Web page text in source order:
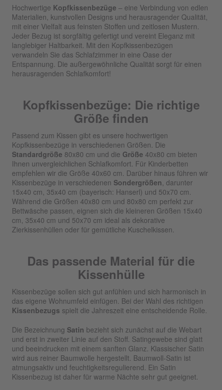
Hochwertige Kopfkissenbezüge – eine Verbindung von edlen
Materialien, kunstvollen Designs und herausragender Qualität,
mit einer Vielfalt aus feinsten Stoffen und zeitlosen Mustern.
Jeder Bezug ist sorgfältig gefertigt und vereint Eleganz mit
langlebiger Haltbarkeit. Mit den Kopfkissenbezügen
verwandeln Sie das Schlafzimmer in eine Oase der
Entspannung. Die außergewöhnliche Qualität sorgt für einen
herausragenden Schlafkomfort!
Kopfkissenbezüge: Die richtige
Größe finden
Passend zum Kissen gibt es unsere hochwertigen
Kopfkissenbezüge in verschiedenen Größen. Die
Standardgröße 80x80 cm und die Größe 40x80 cm bieten
Ihnen unvergleichlichen Schlafkomfort. Für Kinderbetten
empfehlen wir die Größe 40x60 cm. Darüber hinaus führen wir
Kissenbezüge in verschiedenen Sondergrößen , darunter
15x40 cm, 35x40 cm (bayerisch: Hanserl) und 50x70 cm.
Während die Größen 40x80 cm und 80x80 cm perfekt zur
Bettwäsche passen, eignen sich die kleineren Größen 15x40
cm, 35x40 cm und 50x70 cm ideal als dekorative
Zierkissenhüllen oder für gemütliche Kuschelkissen.
Das passende Material für die
Kissenhülle
Kissenbezüge sollen sich gut anfühlen und sich harmonisch in
das eigene Wohnumfeld einfügen. Bei der Wahl des richtigen
Kissenbezugs spielt die Jahreszeit eine entscheidende Rolle.
Die Bezeichnung Satin bezieht sich zunächst auf die Webart
und erst in zweiter Linie auf den Stoff. Satingewebe sind glatt
und beeindrucken mit einem sanften Glanz. Klassischer Satin
wird aus reiner Baumwolle hergestellt. Baumwoll-Satin ist
atmungsaktiv und feuchtigkeitsregulierend. Ein Satin
Kissenbezug ist daher für warme Nächte sehr gut geeignet.